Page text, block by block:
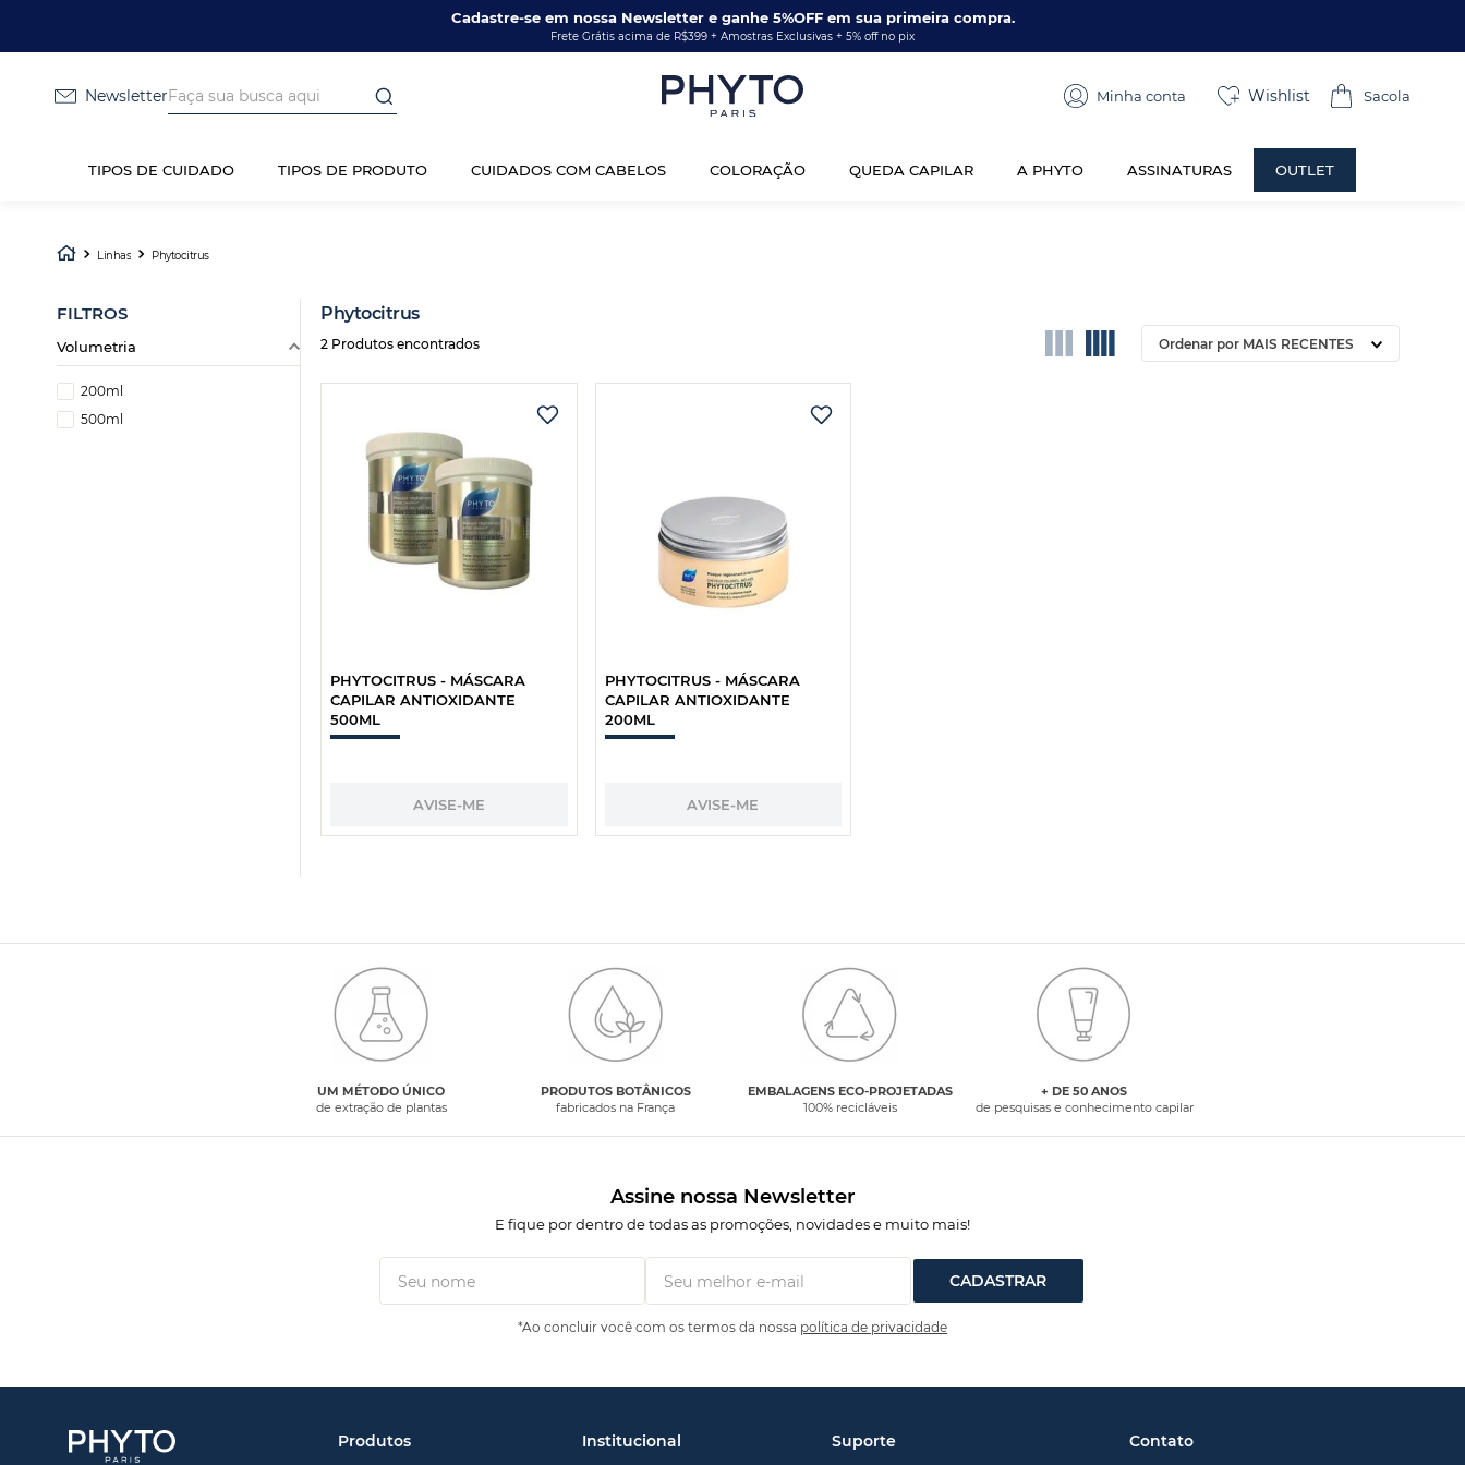
Cadastre-se em nossa Newsletter e ganhe 5%OFF em sua primeira compra.
Frete Grátis acima de R$399 + Amostras Exclusivas + 5% off no pix
NewsletterFaça sua busca aqui Minha conta Wishlist
TIPOS DE CUIDADO TIPOS DE PRODUTO CUIDADOS COM CABELOS COLORAÇÃO QUEDA CAPILAR A PHYTO ASSINATURAS OUTLET
Linhas Phytocitrus
FILTROS
Volumetria
200ml
500ml
Phytocitrus
2 Produtos Ordenar por MAIS RECENTES
PHYTOCITRUS - MÁSCARA
CAPILAR ANTIOXIDANTE
500ML
AVISE-ME
PHYTOCITRUS - MÁSCARA
CAPILAR ANTIOXIDANTE
200ML
AVISE-ME
UM MÉTODO ÚNICO
de extração de plantas
PRODUTOS BOTÂNICOS
fabricados na França
EMBALAGENS ECO-PROJETADAS
100% recicláveis
+ DE 50 ANOS
de pesquisas e conhecimento capilar
Assine nossa Newsletter
E fique por dentro de todas as promoções, novidades e muito mais!
CADASTRAR
*Ao concluir você com os termos da nossa política de privacidade
Produtos Institucional Suporte Contato